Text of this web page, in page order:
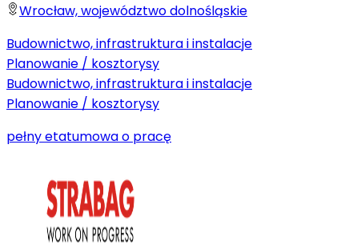
Wrocław, województwo dolnośląskie
Budownictwo, infrastruktura i instalacje
Planowanie / kosztorysy
Budownictwo, infrastruktura i instalacje
Planowanie / kosztorysy
pełny etatumowa o pracę